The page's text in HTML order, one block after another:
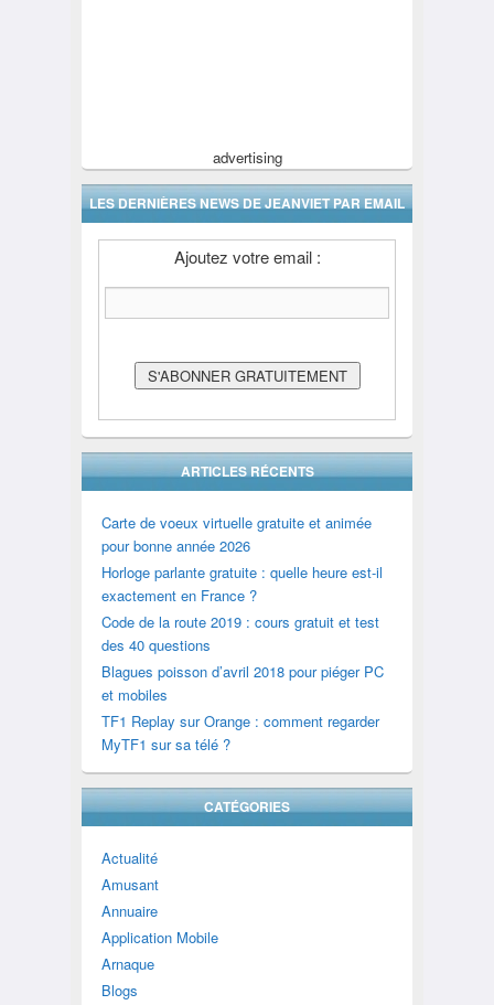
advertising
LES DERNIÈRES NEWS DE JEANVIET PAR EMAIL
Ajoutez votre email :
ARTICLES RÉCENTS
Carte de voeux virtuelle gratuite et animée
pour bonne année 2026
Horloge parlante gratuite : quelle heure est-il
exactement en France ?
Code de la route 2019 : cours gratuit et test
des 40 questions
Blagues poisson d’avril 2018 pour piéger PC
et mobiles
TF1 Replay sur Orange : comment regarder
MyTF1 sur sa télé ?
CATÉGORIES
Actualité
Amusant
Annuaire
Application Mobile
Arnaque
Blogs